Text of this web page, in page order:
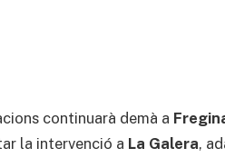
continuarà demà a
la intervenció a La Galera,